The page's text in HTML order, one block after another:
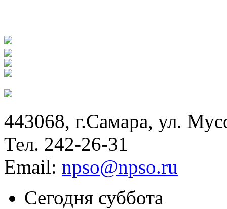
443068, г.Самара, ул.
Тел. 242-26-31
Email: npso@npso.ru
Сегодня суббота